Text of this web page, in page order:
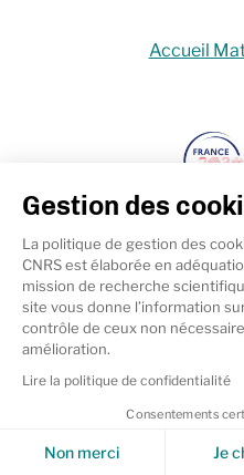
Accueil
Gestion des
La politique de gestion des
CNRS est élaborée en
mission de recherche
site vous donne l’information
contrôle de ceux non
amélioration.
Lire la politique de confidentialité
Consentements
Non merci Je